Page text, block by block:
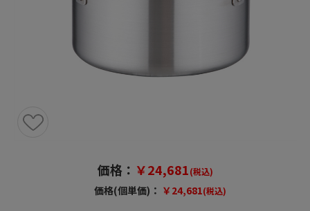
価格： ￥24,681(税込)
価格(個単価)： ￥24,681(税込)